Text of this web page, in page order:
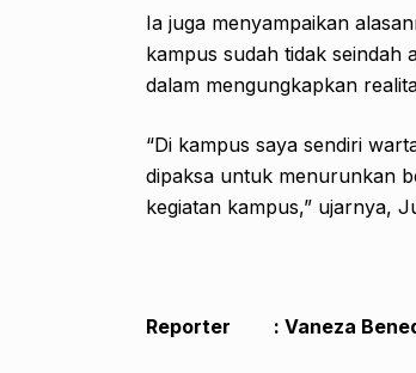
Ia juga menyampaikan
kampus sudah tidak seindah
dalam mengungkapkan
“Di kampus saya sendiri
dipaksa untuk menurunkan
kegiatan kampus,” ujarnya,
Reporter : Vaneza